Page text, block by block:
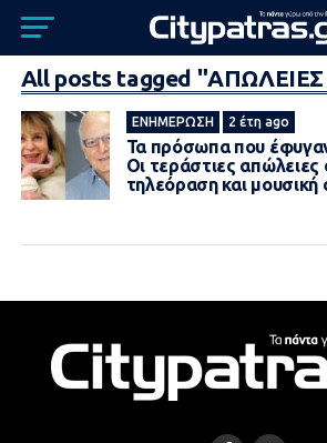
All posts tagged "ΑΠΩΛΕΙΕΣ
ΕΝΗΜΈΡΩΣΗ 2 έτη ago
Τα πρόσωπα που
Οι τεράστιες
τηλεόραση και μουσική